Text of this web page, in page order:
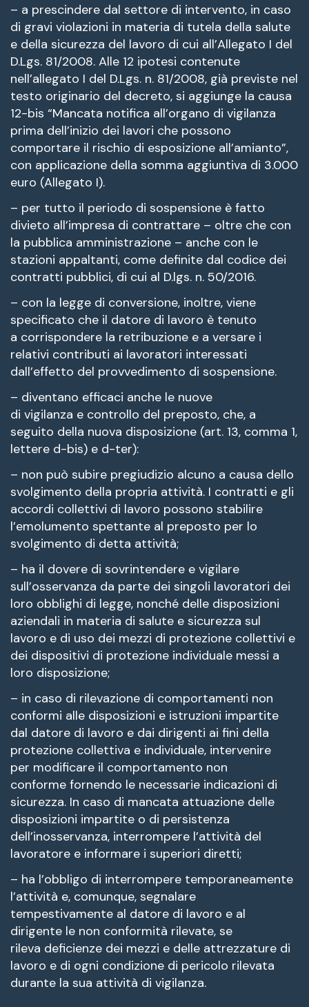
– a prescindere dal settore di intervento, in caso
di gravi violazioni in materia di tutela della salute
e della sicurezza del lavoro di cui all’Allegato I del
D.Lgs. 81/2008. Alle 12 ipotesi contenute
nell’allegato I del D.Lgs. n. 81/2008, già previste nel
testo originario del decreto, si aggiunge la causa
12-bis “Mancata notifica all’organo di vigilanza
prima dell’inizio dei lavori che possono
comportare il rischio di esposizione all’amianto”,
con applicazione della somma aggiuntiva di 3.000
euro (Allegato I).
– per tutto il periodo di sospensione è fatto
divieto all’impresa di contrattare – oltre che con
la pubblica amministrazione – anche con le
stazioni appaltanti, come definite dal codice dei
contratti pubblici, di cui al D.lgs. n. 50/2016.
– con la legge di conversione, inoltre, viene
specificato che il datore di lavoro è tenuto
a corrispondere la retribuzione e a versare i
relativi contributi ai lavoratori interessati
dall’effetto del provvedimento di sospensione.
– diventano efficaci anche le nuove
di vigilanza e controllo del preposto, che, a
seguito della nuova disposizione (art. 13, comma 1,
lettere d-bis) e d-ter):
– non può subire pregiudizio alcuno a causa dello
svolgimento della propria attività. I contratti e gli
accordi collettivi di lavoro possono stabilire
l’emolumento spettante al preposto per lo
svolgimento di detta attività;
– ha il dovere di sovrintendere e vigilare
sull’osservanza da parte dei singoli lavoratori dei
loro obblighi di legge, nonché delle disposizioni
aziendali in materia di salute e sicurezza sul
lavoro e di uso dei mezzi di protezione collettivi e
dei dispositivi di protezione individuale messi a
loro disposizione;
– in caso di rilevazione di comportamenti non
conformi alle disposizioni e istruzioni impartite
dal datore di lavoro e dai dirigenti ai fini della
protezione collettiva e individuale, intervenire
per modificare il comportamento non
conforme fornendo le necessarie indicazioni di
sicurezza. In caso di mancata attuazione delle
disposizioni impartite o di persistenza
dell’inosservanza, interrompere l’attività del
lavoratore e informare i superiori diretti;
– ha l’obbligo di interrompere temporaneamente
l’attività e, comunque, segnalare
tempestivamente al datore di lavoro e al
dirigente le non conformità rilevate, se
rileva deficienze dei mezzi e delle attrezzature di
lavoro e di ogni condizione di pericolo rilevata
durante la sua attività di vigilanza.